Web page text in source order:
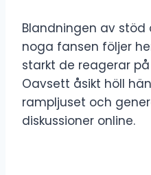
Blandningen av stöd
noga fansen följer
starkt de reagerar
Oavsett åsikt höll
rampljuset och
diskussioner online.